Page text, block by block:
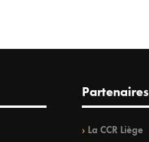
Partenaires
La CCR Liège